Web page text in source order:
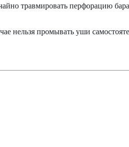
травмировать перфорацию
нельзя промывать уши